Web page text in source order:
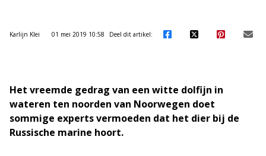
Karlijn Klei 01 mei 2019 10:58 Deel dit artikel:
Het vreemde gedrag van een witte dolfijn in
wateren ten noorden van Noorwegen doet
sommige experts vermoeden dat het dier bij de
Russische marine hoort.